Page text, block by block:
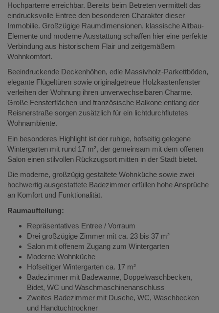
Hochparterre erreichbar. Bereits beim Betreten vermittelt das
eindrucksvolle Entree den besonderen Charakter dieser
Immobilie. Großzügige Raumdimensionen, klassische Altbau-
Elemente und moderne Ausstattung schaffen hier eine perfekte
Verbindung aus historischem Flair und zeitgemäßem
Wohnkomfort.
Beeindruckende Deckenhöhen, edle Massivholz-Parkettböden,
elegante Flügeltüren sowie originalgetreue Holzkastenfenster
verleihen der Wohnung ihren unverwechselbaren Charme.
Große Fensterflächen und französische Balkone entlang der
Reisnerstraße sorgen zusätzlich für ein lichtdurchflutetes
Wohnambiente.
Ein besonderes Highlight ist der ruhige, hofseitig gelegene
Wintergarten mit rund 17 m², der gemeinsam mit dem offenen
Salon einen stilvollen Rückzugsort mitten in der Stadt bietet.
Die moderne, großzügig gestaltete Wohnküche sowie zwei
hochwertig ausgestattete Badezimmer erfüllen hohe Ansprüche
an Komfort und Funktionalität.
Raumaufteilung:
Repräsentatives Entree / Vorraum
Drei großzügige Zimmer mit ca. 23 bis 37 m²
Salon mit offenem Zugang zum Wintergarten
Moderne Wohnküche
Hofseitiger Wintergarten ca. 17 m²
Badezimmer mit Badewanne, Doppelwaschbecken,
Bidet, WC und Waschmaschinenanschluss
Zweites Badezimmer mit Dusche, WC, Waschbecken
und Handtuchtrockner